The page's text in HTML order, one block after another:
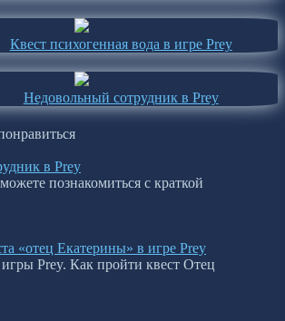
Квест психогенная вода в игре Prey
Недовольный сотрудник в Prey
в Prey
познакомиться с краткой
«отец Екатерины» в игре Prey
Prey. Как пройти квест Отец